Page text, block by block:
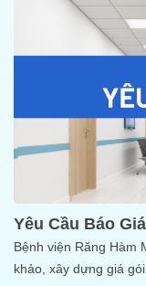
Yêu Cầu Báo Giá
Bệnh viện Răng Hàm
khảo, xây dựng giá